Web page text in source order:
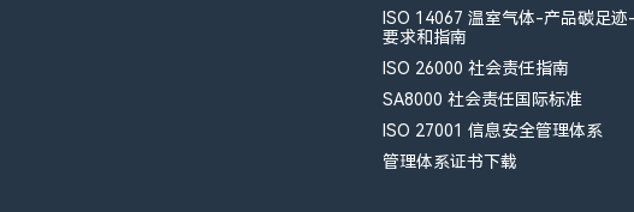
ISO 14067 温室气体-产品碳足
要求和指南
ISO 26000 社会责任指南
SA8000 社会责任国际标准
ISO 27001 信息安全管理体系
管理体系证书下载